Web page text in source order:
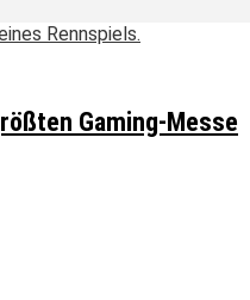
Gaming-Messe